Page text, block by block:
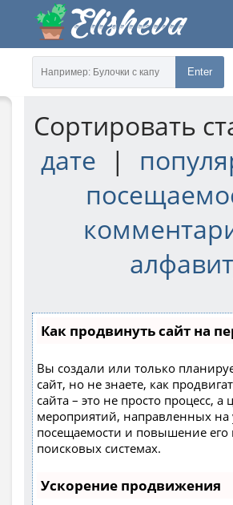
Enter
Сортировать
дате
|
Как продвинуть сайт на
Вы создали или только
сайт, но не знаете, как
сайта – это не просто процесс,
мероприятий, направленных на
посещаемости и повышение его
поисковых системах.
Ускорение продвижения